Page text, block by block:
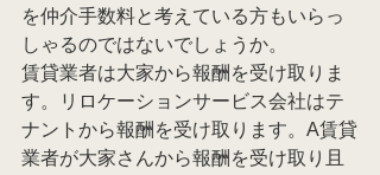
を仲介手数料と考えている方もいらっ
しゃるのではないでしょうか。
賃貸業者は大家から報酬を受け取りま
す。リロケーションサービス会社はテ
ナントから報酬を受け取ります。A賃貸
業者が大家さんから報酬を受け取り且